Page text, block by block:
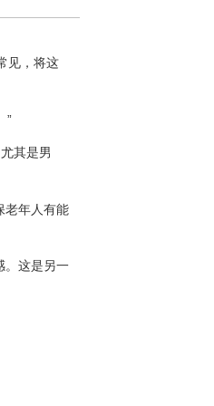
见，将这
”
其是男
老年人有能
。这是另一